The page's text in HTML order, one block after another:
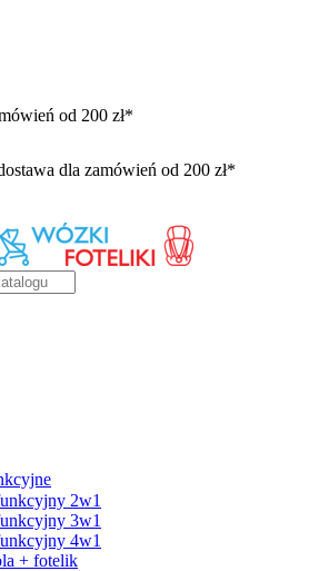
od 200 zł*
dla zamówień od 200 zł*
2w1
3w1
4w1
+ fotelik